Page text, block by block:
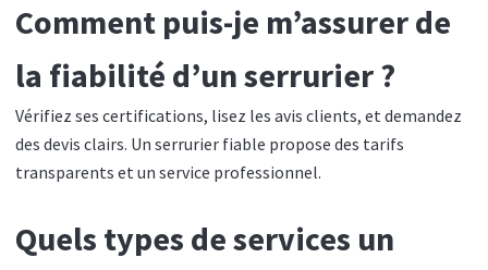
Comment puis-je m’assurer de
la fiabilité d’un serrurier ?
Vérifiez ses certifications, lisez les avis clients, et demandez
des devis clairs. Un serrurier fiable propose des tarifs
transparents et un service professionnel.
Quels types de services un